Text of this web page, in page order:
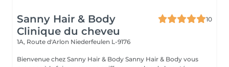
Sanny Hair & Body
Clinique du cheveu
10
1A, Route d'Arlon Niederfeulen L-9176
Bienvenue chez Sanny Hair & Body Sanny Hair & Body vous